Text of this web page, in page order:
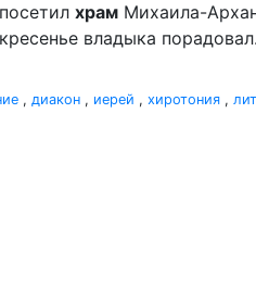
посетил храм Михаила-
владыка
, диакон , иерей , хиротония ,